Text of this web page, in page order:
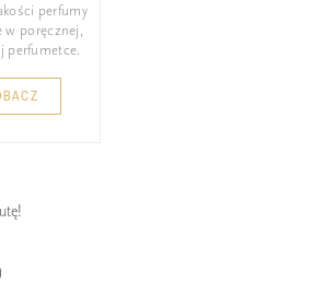
perfumy
w poręcznej,
perfumetce.